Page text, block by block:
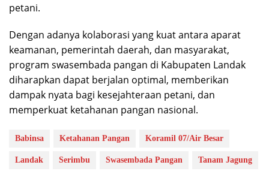
petani.
Dengan adanya kolaborasi yang kuat antara aparat
keamanan, pemerintah daerah, dan masyarakat,
program swasembada pangan di Kabupaten Landak
diharapkan dapat berjalan optimal, memberikan
dampak nyata bagi kesejahteraan petani, dan
memperkuat ketahanan pangan nasional.
Babinsa Ketahanan Pangan Koramil 07/Air Besar
Landak Serimbu Swasembada Pangan Tanam Jagung